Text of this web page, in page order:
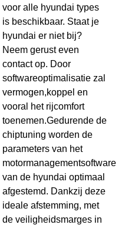
voor alle hyundai types
is beschikbaar. Staat je
hyundai er niet bij?
Neem gerust even
contact op. Door
softwareoptimalisatie zal
vermogen,koppel en
vooral het rijcomfort
toenemen.Gedurende de
chiptuning worden de
parameters van het
motormanagementsoftware
van de hyundai optimaal
afgestemd. Dankzij deze
ideale afstemming, met
de veiligheidsmarges in